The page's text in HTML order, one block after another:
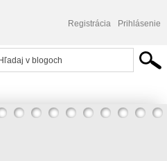
Registrácia Prihlásenie
pre Slovensko